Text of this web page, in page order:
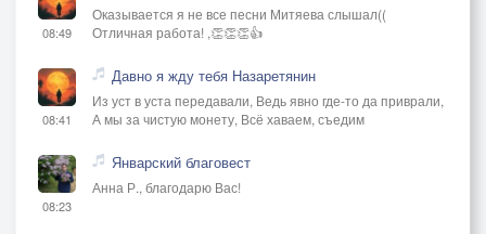
08:49
Оказывается я не все песни Митяева слышал((
Отличная работа! ,👏👏👏👍
08:41
Давно я жду тебя Назаретянин
Из уст в уста передавали, Ведь явно где-то да приврали,
А мы за чистую монету, Всё хаваем, съедим
08:23
Январский благовест
Анна Р., благодарю Вас!